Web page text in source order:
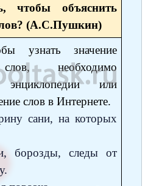
История
язык
язык
язык
язык
язык
язык
язык
язык
язык
чтобы объяснить
(А.С.Пушкин)
узнать значение
необходимо
или
слов в Интернете.
сани, на которых
борозды, следы от